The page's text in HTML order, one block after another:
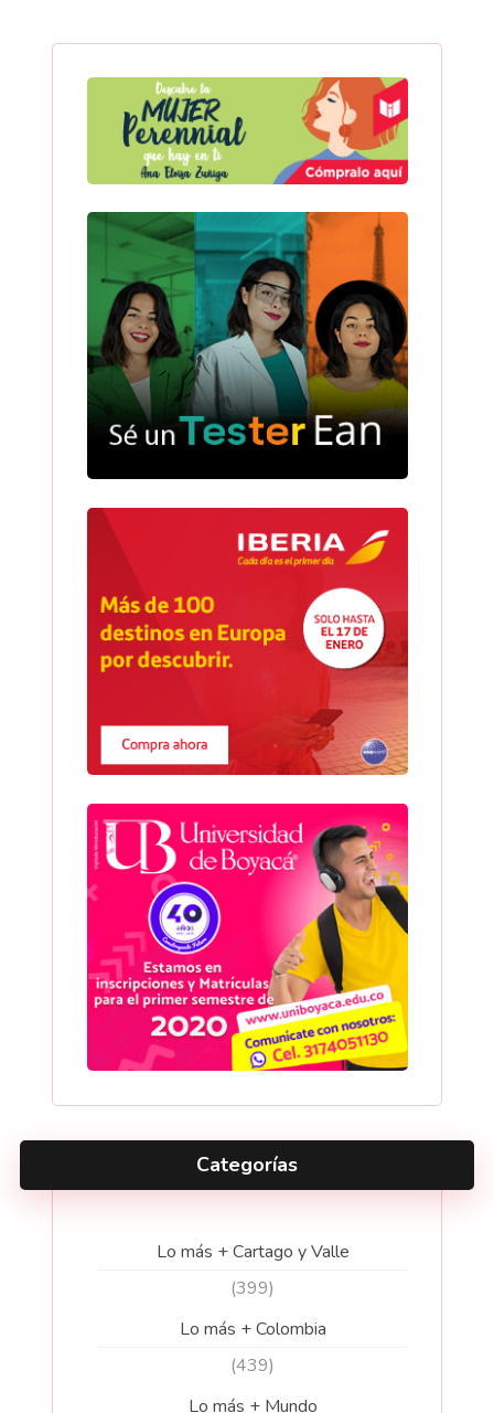
Categorías
Lo más + Cartago y Valle
(399)
Lo más + Colombia
(439)
Lo más + Mundo